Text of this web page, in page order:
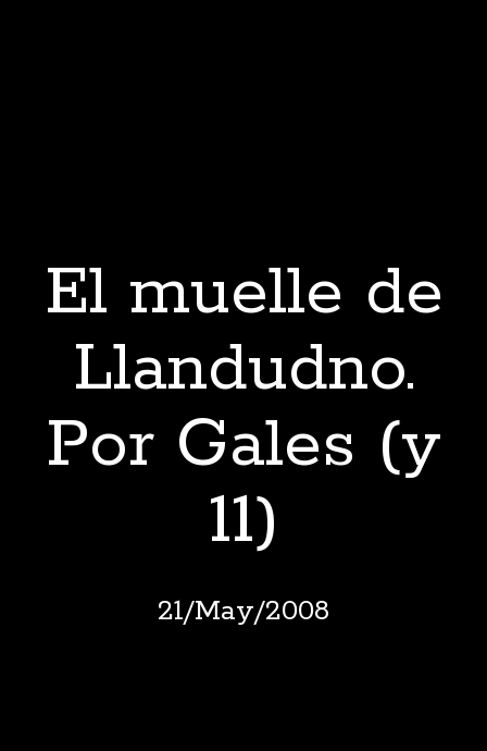
El muelle de
Llandudno.
Por Gales (y
11)
21/May/2008